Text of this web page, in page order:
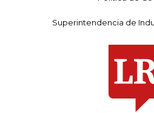
Superintendencia de